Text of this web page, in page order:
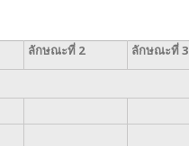
ลักษณะที่ 2
ลักษณะที่ 3